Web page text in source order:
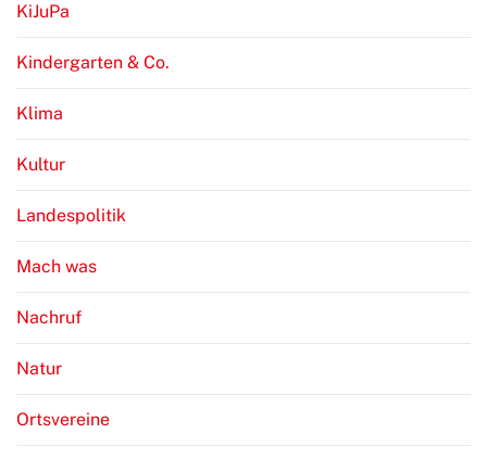
KiJuPa
Kindergarten & Co.
Klima
Kultur
Landespolitik
Mach was
Nachruf
Natur
Ortsvereine